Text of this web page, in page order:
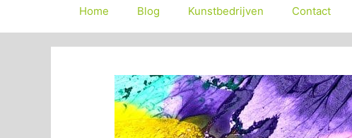
Home Blog Kunstbedrijven Contact